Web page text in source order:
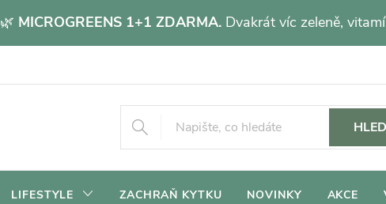
🌿 MICROGREENS 1+1 ZDARMA. Dvakrát víc zeleně,
LIFESTYLE ZACHRAŇ KYTKU NOVINKY AKCE